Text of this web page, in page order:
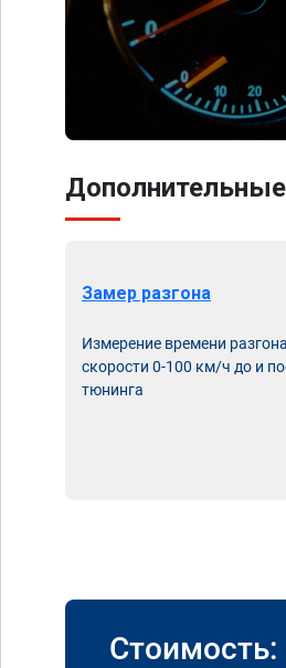
Замер разгона
Измерение времени
скорости 0-100 км/ч до и
тюнинга
Стоимость: